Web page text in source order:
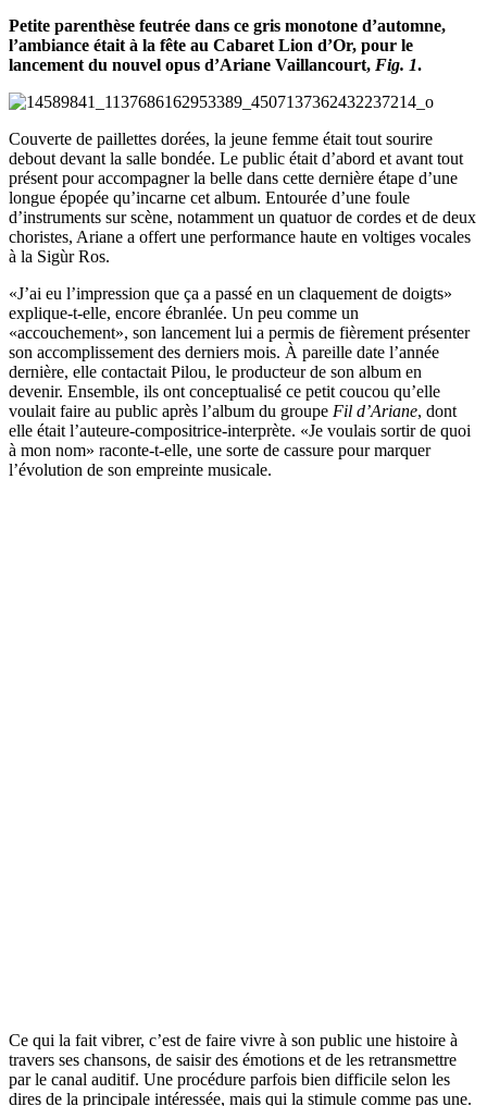
Petite parenthèse feutrée dans ce gris monotone d’automne,
l’ambiance était à la fête au Cabaret Lion d’Or, pour le
lancement du nouvel opus d’Ariane Vaillancourt, Fig. 1.
Couverte de paillettes dorées, la jeune femme était tout sourire
debout devant la salle bondée. Le public était d’abord et avant tout
présent pour accompagner la belle dans cette dernière étape d’une
longue épopée qu’incarne cet album. Entourée d’une foule
d’instruments sur scène, notamment un quatuor de cordes et de deux
choristes, Ariane a offert une performance haute en voltiges vocales
à la Sigùr Ros.
«J’ai eu l’impression que ça a passé en un claquement de doigts»
explique-t-elle, encore ébranlée. Un peu comme un
«accouchement», son lancement lui a permis de fièrement présenter
son accomplissement des derniers mois. À pareille date l’année
dernière, elle contactait Pilou, le producteur de son album en
devenir. Ensemble, ils ont conceptualisé ce petit coucou qu’elle
voulait faire au public après l’album du groupe Fil d’Ariane, dont
elle était l’auteure-compositrice-interprète. «Je voulais sortir de quoi
à mon nom» raconte-t-elle, une sorte de cassure pour marquer
l’évolution de son empreinte musicale.
Ce qui la fait vibrer, c’est de faire vivre à son public une histoire à
travers ses chansons, de saisir des émotions et de les retransmettre
par le canal auditif. Une procédure parfois bien difficile selon les
dires de la principale intéressée, mais qui la stimule comme pas une.